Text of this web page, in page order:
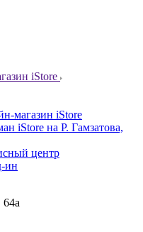
iStore
магазин iStore
iStore на Р. Гамзатова,
центр
ин
64а